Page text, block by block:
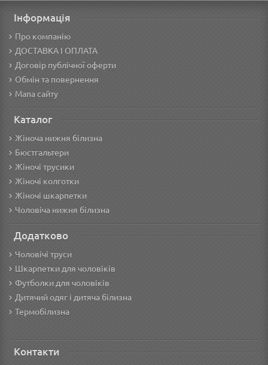
Інформація
Про компанію
ДОСТАВКА І ОПЛАТА
Договір публічної оферти
Обмін та повернення
Мапа сайту
Каталог
Жіноча нижня білизна
Бюстгальтери
Жіночі трусики
Жіночі колготки
Жіночі шкарпетки
Чоловіча нижня білизна
Додатково
Чоловічі труси
Шкарпетки для чоловіків
Футболки для чоловіків
Дитячий одяг і дитяча білизна
Термобілизна
Контакти